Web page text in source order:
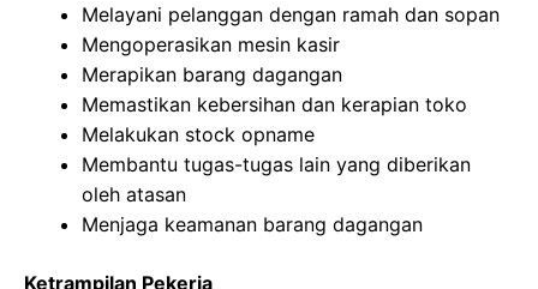
Melayani pelanggan dengan ramah dan sopan
Mengoperasikan mesin kasir
Merapikan barang dagangan
Memastikan kebersihan dan kerapian toko
Melakukan stock opname
Membantu tugas-tugas lain yang diberikan
oleh atasan
Menjaga keamanan barang dagangan
Ketrampilan Pekerja